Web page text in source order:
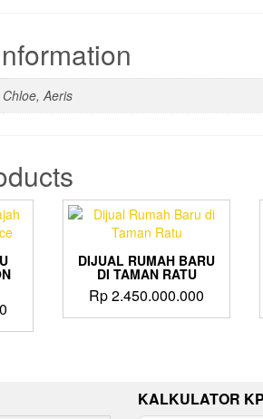
Chloe, Aeris
DIJUAL RUMAH BARU
DI TAMAN RATU
Rp2.450.000.000
KALKULATOR